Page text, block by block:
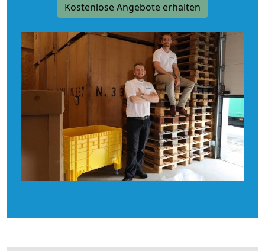
Kostenlose Angebote erhalten